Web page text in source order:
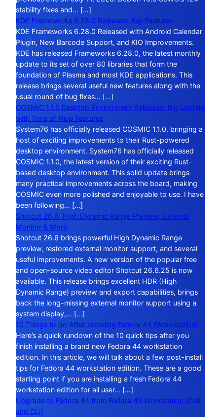
stability fixes and… […]
KDE Frameworks 6.28.0 Released: Key Features
KDE Frameworks 6.28.0 Released with Android Calendar
Plugin, New Barcode Support, and KIO Improvements.
KDE has released Frameworks 6.28.0, the latest monthly
update to its set of over 80 libraries that form the
foundation of Plasma and most KDE applications. This
release brings several useful new features along with the
usual round of bug fixes… […]
COSMIC 1.1.0 Desktop Environment Released: Big Update
with Tons of New Features
System76 has officially released COSMIC 1.1.0, bringing a
host of exciting improvements to their Rust-powered
desktop environment. System76 has officially released
COSMIC 1.1.0, the latest version of their exciting Rust-
based desktop environment. This solid update brings
many practical improvements across the board, making
COSMIC even more polished and enjoyable to use. I have
been following… […]
Shotcut 26.6: High Dynamic Range Preview, External
Monitor & More
Shotcut 26.6 brings powerful High Dynamic Range
preview, restored external monitor support, and several
useful improvements. A new version of the popular free
and open-source video editor Shotcut 26.6.25 is now
available. This release brings excellent HDR (High
Dynamic Range) preview and export capabilities, brings
back the long-missing external monitor support using a
system display,… […]
10 Things to do After Installing Fedora 44 (Workstation)
Here’s a quick rundown of the 10 quick tips after you
finish installing a brand new Fedora 44 workstation
edition. In this article, we will talk about a few post-install
tips for Fedora 44 workstation edition. These are a good
starting point if you are installing a fresh Fedora 44
workstation edition for all user… […]
Upgrade to Fedora 44 from Fedora 43 Workstation (GUI
and CLI)